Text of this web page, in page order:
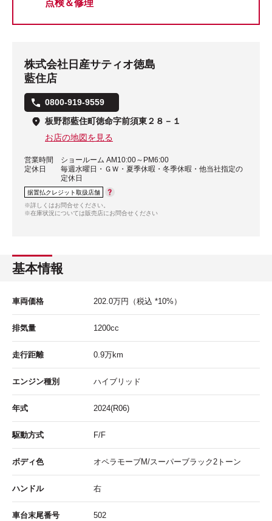
点検＆修理
株式会社日産サティオ徳島
藍住店
0800-919-9559
板野郡藍住町徳命字前須東２８－１
お店の地図を見る
営業時間
ショールーム AM10:00～PM6:00
定休日
毎週水曜日・ＧＷ・夏季休暇・冬季休暇・他当社指定の
定休日
据置払クレジット取扱店舗
※詳しくはお問合せください。
※在庫状況については販売店にお問合せください
基本情報
車両価格 202.0万円 （税込 *10%）
排気量 1200cc
走行距離 0.9万km
エンジン種別 ハイブリッド
年式 2024(R06)
駆動方式 F/F
ボディ色 オペラモーブM/スーパーブラック2トーン
ハンドル 右
車台末尾番号 502